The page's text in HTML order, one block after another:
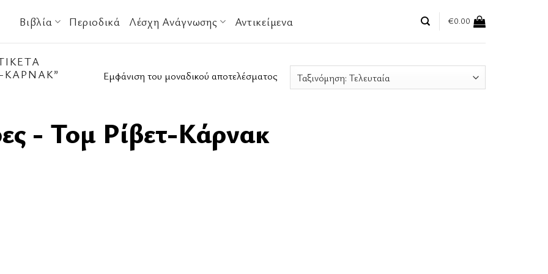
Βιβλία Περιοδικά Λέσχη Ανάγνωσης Αντικείμενα €0.00
ΚΆΡΝΑΚ”
Εμφάνιση του μοναδικού αποτελέσματος
- Τομ Ρίβετ-Κάρνακ